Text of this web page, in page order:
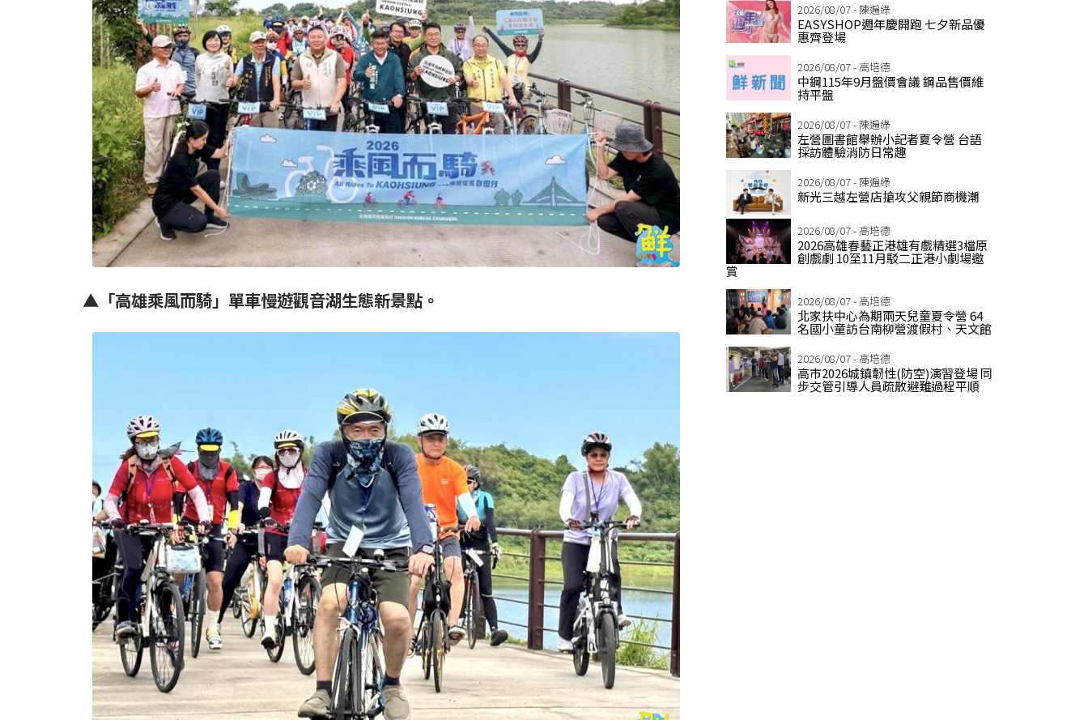
▲「高雄乘風而騎」單車慢遊觀音湖生態新景點。
2026/08/07 - 陳遍綠
EASYSHOP週年慶開跑 七夕新品優
惠齊登場
2026/08/07 - 高培德
中鋼115年9月盤價會議 鋼品售價維
持平盤
2026/08/07 - 陳遍綠
左營圖書館舉辦小記者夏令營 台語
採訪體驗消防日常趣
2026/08/07 - 陳遍綠
新光三越左營店搶攻父親節商機潮
2026/08/07 - 高培德
2026高雄春藝正港雄有戲精選3檔原
創戲劇 10至11月駁二正港小劇場邀
賞
2026/08/07 - 高培德
北家扶中心為期兩天兒童夏令營 64
名國小童訪台南柳營渡假村、天文館
2026/08/07 - 高培德
高市2026城鎮韌性(防空)演習登場 同
步交管引導人員疏散避難過程平順